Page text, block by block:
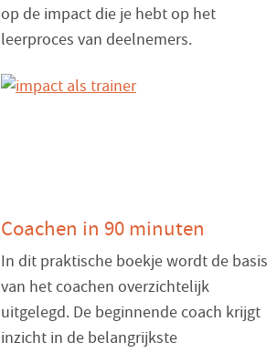
op de impact die je hebt op het
leerproces van deelnemers.
Coachen in 90 minuten
In dit praktische boekje wordt de basis
van het coachen overzichtelijk
uitgelegd. De beginnende coach krijgt
inzicht in de belangrijkste